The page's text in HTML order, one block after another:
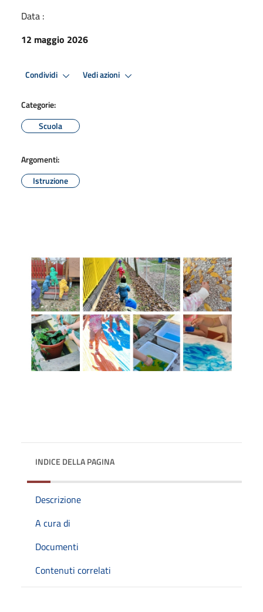
Data :
12 maggio 2026
Condividi Vedi azioni
Categorie:
Scuola
Argomenti:
Istruzione
INDICE DELLA PAGINA
Descrizione
A cura di
Documenti
Contenuti correlati